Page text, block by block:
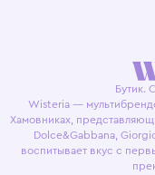
Бутик.
Wisteria —
Хамовниках,
Dolce&Gabbana,
воспитывает вкус с